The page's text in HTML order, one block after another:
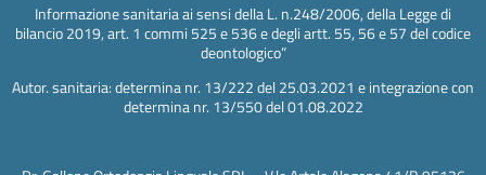
Informazione sanitaria ai sensi della L. n.248/2006, della Legge di
bilancio 2019, art. 1 commi 525 e 536 e degli artt. 55, 56 e 57 del codice
deontologico”
Autor. sanitaria: determina nr. 13/222 del 25.03.2021 e integrazione con
determina nr. 13/550 del 01.08.2022